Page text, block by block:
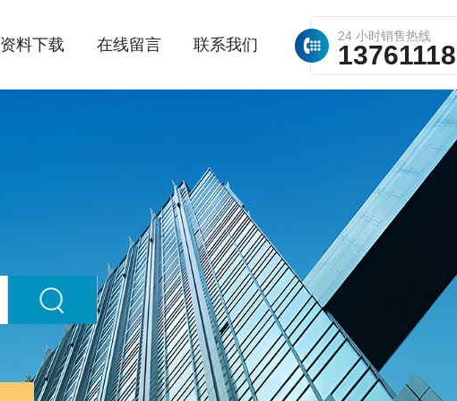
24 小时销售热线
资料下载 在线留言 联系我们